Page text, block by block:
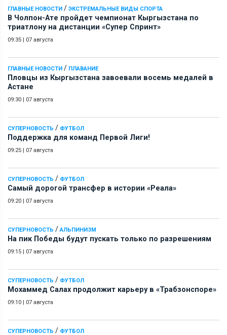
ГЛАВНЫЕ НОВОСТИ / ЭКСТРЕМАЛЬНЫЕ ВИДЫ СПОРТА
В Чолпон-Ате пройдет чемпионат Кыргызстана по
триатлону на дистанции «Супер Спринт»
09:35 | 07 августа
ГЛАВНЫЕ НОВОСТИ / ПЛАВАНИЕ
Пловцы из Кыргызстана завоевали восемь медалей в
Астане
09:30 | 07 августа
СУПЕРНОВОСТЬ / ФУТБОЛ
Поддержка для команд Первой Лиги!
09:25 | 07 августа
СУПЕРНОВОСТЬ / ФУТБОЛ
Самый дорогой трансфер в истории «Реала»
09:20 | 07 августа
СУПЕРНОВОСТЬ / АЛЬПИНИЗМ
На пик Победы будут пускать только по разрешениям
09:15 | 07 августа
СУПЕРНОВОСТЬ / ФУТБОЛ
Мохаммед Салах продолжит карьеру в «Трабзонспоре»
09:10 | 07 августа
СУПЕРНОВОСТЬ / ФУТБОЛ